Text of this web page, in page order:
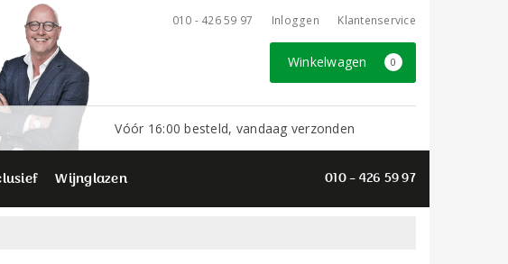
010 - 426 59 97 Inloggen Klantenservice
Winkelwagen 0
Vóór 16:00 besteld, vandaag verzonden
Wijnglazen 010 - 426 59 97